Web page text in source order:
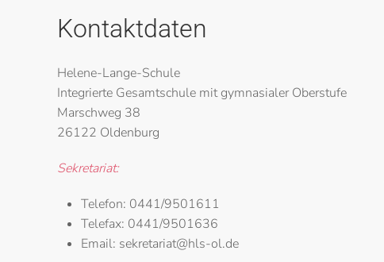
Kontaktdaten
Helene-Lange-Schule
Integrierte Gesamtschule mit gymnasialer Oberstufe
Marschweg 38
26122 Oldenburg
Sekretariat:
Telefon: 0441/9501611
Telefax: 0441/9501636
Email: sekretariat@hls-ol.de